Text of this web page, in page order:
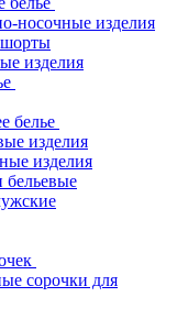
носочные изделия
изделия
белье
изделия
изделия
сорочки для